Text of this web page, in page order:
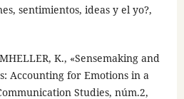
sentimientos, ideas y el yo?,
K., «Sensemaking and
Accounting for Emotions in a
Studies, núm.2,